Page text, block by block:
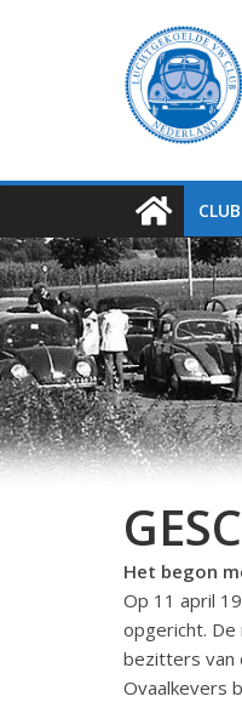
Het begon
Op 11 april
opgericht. De
bezitters van
Ovaalkevers